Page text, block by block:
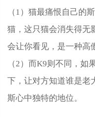
（1）猫最痛恨自己的
猫，这只猫会消失得无
会让你看见，是一种高
（2）而K9则不同，如
下，让对方知道谁是老
斯心中独特的地位。